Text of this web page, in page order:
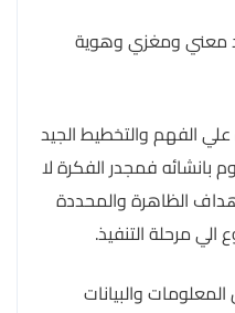
معني ومغزي وهوية
الفهم والتخطيط الجيد
فمجدر الفكرة لا
الظاهرة والمحددة
مرحلة التنفيذ.
والبيانات